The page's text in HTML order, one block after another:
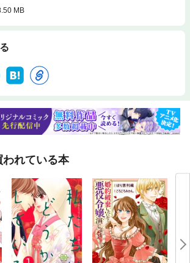
MB
れている本